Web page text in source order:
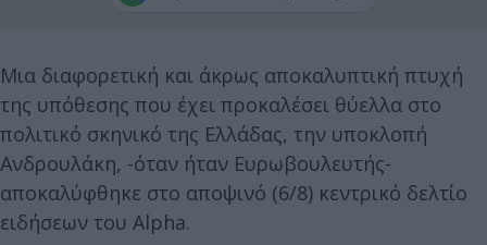
Μια διαφορετική και άκρως αποκαλυπτική πτυχή
της υπόθεσης που έχει προκαλέσει θύελλα στο
πολιτικό σκηνικό της Ελλάδας, την υποκλοπή
Ανδρουλάκη, -όταν ήταν Ευρωβουλευτής-
αποκαλύφθηκε στο αποψινό (6/8) κεντρικό δελτίο
ειδήσεων του Alpha.